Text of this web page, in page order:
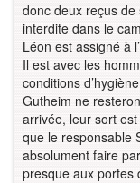
donc deux reçus de
interdite dans le
Léon est assigné à
Il est avec les
conditions
Gutheim ne
arrivée, leur sort
que le responsable
absolument faire
presque aux portes